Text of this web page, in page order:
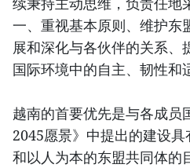
一、重视基本原则、维护东
展和深化与各伙伴的关系、
国际环境中的自主、韧性和
越南的首要优先是与各成员
2045愿景》中提出的建设
和以人为本的东盟共同体的